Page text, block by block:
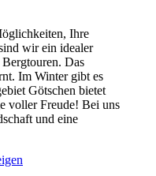
Ihre
wir ein idealer
Das
Im Winter gibt es
Götschen bietet
voller Freude! Bei uns
und eine